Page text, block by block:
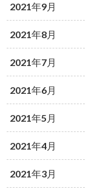
2021年9月
2021年8月
2021年7月
2021年6月
2021年5月
2021年4月
2021年3月